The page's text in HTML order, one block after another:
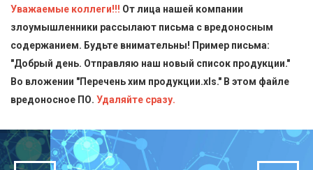
О КОМПАНИИ
ПРОДУКЦИЯ
Блескообразующие добавки
Индикаторы
СТАТЬИ
ДОСТАВКА
Уважаемые коллеги!!! От лица нашей компании
злоумышленники рассылают письма с вредоносным
содержанием. Будьте внимательны! Пример письма:
"Добрый день. Отправляю наш новый список продукции."
Во вложении "Перечень хим продукции.xls." В этом файле
вредоносное ПО. Удаляйте сразу.